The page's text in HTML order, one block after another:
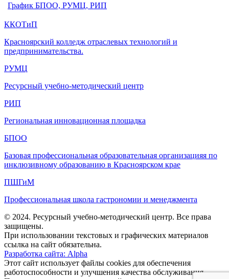
График БПОО, РУМЦ, РИП
ККОТиП
Красноярский колледж отраслевых технологий и
предпринимательства.
РУМЦ
Ресурсный учебно-методический центр
РИП
Региональная инновационная площадка
БПОО
Базовая профессиональная образовательная организацияя по
инклюзивному образованию в Красноярском крае
ПШГиМ
Профессиональная школа гастрономии и менеджмента
© 2024. Ресурсный учебно-методический центр. Все права
защищены.
При использовании текстовых и графических материалов
ссылка на сайт обязательна.
Разработка сайта: Alpha
Этот сайт использует файлы cookies для обеспечения
работоспособности и улучшения качества обслуживания.